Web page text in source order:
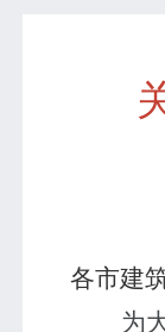
各市建
为